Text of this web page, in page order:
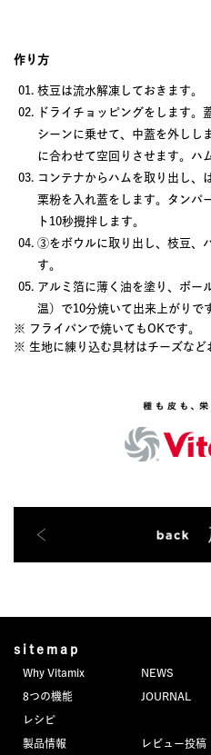
作り方
枝豆は流水解凍しておきます。
ドライチョッピングをします。
シーンに乗せて、中蓋を外しし
に合わせて空回りさせます。ハ
コンテナからハムを取り出し、
栗粉を入れ蓋をします。タンパ
ト10秒攪拌します。
③をボウルに取り出し、枝豆、
す。
アルミ箔に薄く油を塗り、ボー
温）で10分焼いて出来上がりで
※ フライパンで焼いてもOKです。
※ 生地に練り込む具材はチーズなど
sitemap
Why Vitamix
8つの機能
レシピ
製品情報
NEWS
JOURNAL
レビュー投稿